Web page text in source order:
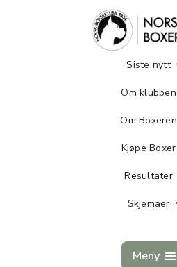
Siste nytt
Om klubben
Om Boxeren
Kjøpe Boxer
Resultater
Skjemaer
Meny